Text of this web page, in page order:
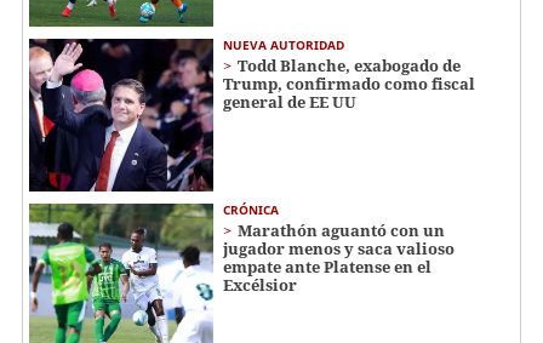
NUEVA AUTORIDAD
Todd Blanche, exabogado de
Trump, confirmado como fiscal
general de EE UU
CRÓNICA
Marathón aguantó con un
jugador menos y saca valioso
empate ante Platense en el
Excélsior